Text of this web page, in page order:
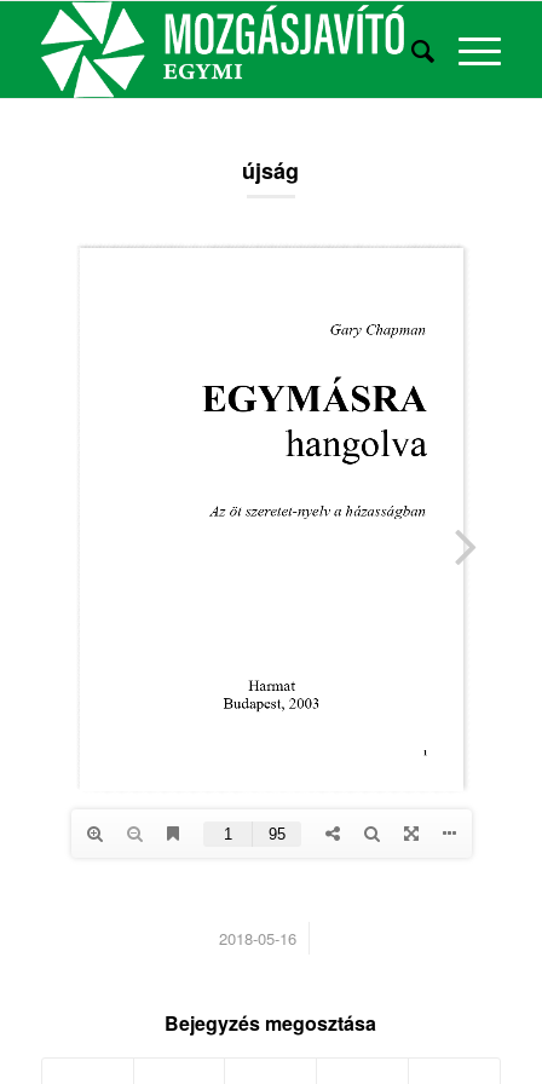
újság
2018-05-16
/
Bejegyzés megosztása